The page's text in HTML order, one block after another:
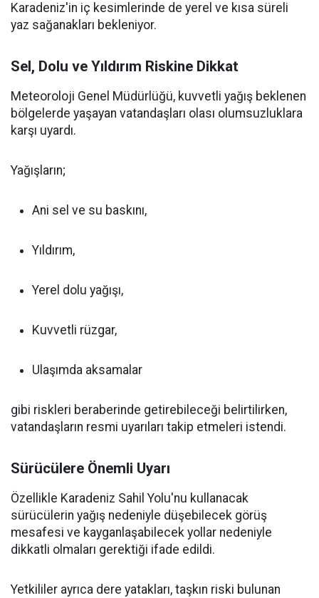
Karadeniz'in iç kesimlerinde de yerel ve kısa süreli
yaz sağanakları bekleniyor.
Sel, Dolu ve Yıldırım Riskine Dikkat
Meteoroloji Genel Müdürlüğü, kuvvetli yağış beklenen
bölgelerde yaşayan vatandaşları olası olumsuzluklara
karşı uyardı.
Yağışların;
Ani sel ve su baskını,
Yıldırım,
Yerel dolu yağışı,
Kuvvetli rüzgar,
Ulaşımda aksamalar
gibi riskleri beraberinde getirebileceği belirtilirken,
vatandaşların resmi uyarıları takip etmeleri istendi.
Sürücülere Önemli Uyarı
Özellikle Karadeniz Sahil Yolu'nu kullanacak
sürücülerin yağış nedeniyle düşebilecek görüş
mesafesi ve kayganlaşabilecek yollar nedeniyle
dikkatli olmaları gerektiği ifade edildi.
Yetkililer ayrıca dere yatakları, taşkın riski bulunan